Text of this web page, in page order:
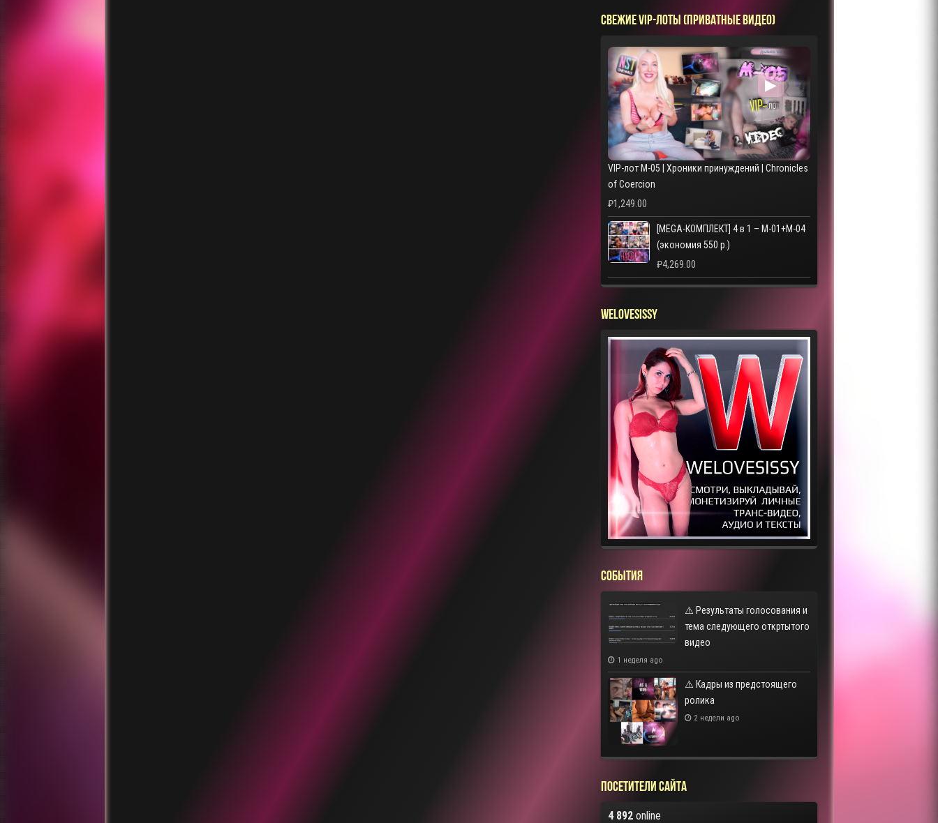
СВЕЖИЕ VIP-ЛОТЫ (ПРИВАТНЫЕ ВИДЕО)
▶
VIP-лот M-05 | Хроники принуждений | Chronicles
of Coercion
₽1,249.00
[MEGA-КОМПЛЕКТ] 4 в 1 – M-01+M-04
(экономия 550 р.)
₽4,269.00
WELOVESISSY
СОБЫТИЯ
⚠️ Результаты голосования и
тема следующего откртытого
видео
1 неделя ago
⚠️ Кадры из предстоящего
ролика
2 недели ago
Посетители сайта
4 892online